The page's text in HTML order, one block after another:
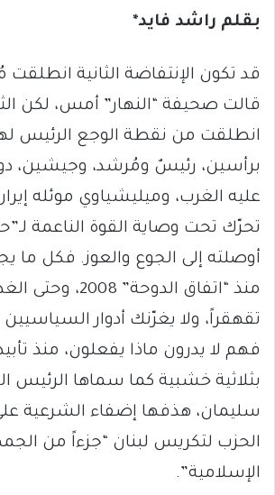
بقلم راشد فايد*
قد تكون الإنتفاضة الثانية انطلقت
قالت صحيفة “النهار” أمس، لكن
انطلقت من نقطة الوجع الرئيس
برأسين، رئيسٌ ومُرشد، وجيشين،
عليه الغرب، وميليشياوي موئله
تحرّك تحت وصاية القوة الناعمة
أوصلته إلى الجوع والعوز. فكل ما
منذ “اتفاق الدوحة”
تقهقراً، ولا يغرّنك أدوار
فهم لا يدرون ماذا يفعلون، منذ
بثلاثية خشبية كما سماها الرئيس
سليمان، هذفها إضفاء الشرعية
الحزب لتكريس لبنان “جزءاً من
الإسلامية”.